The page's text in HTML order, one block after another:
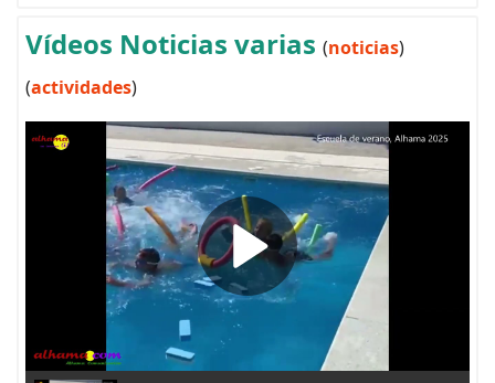
Vídeos Noticias varias (noticias)
(actividades)